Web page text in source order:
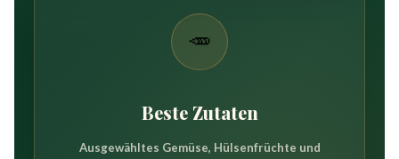
🥕
Beste Zutaten
Ausgewähltes Gemüse, Hülsenfrüchte und